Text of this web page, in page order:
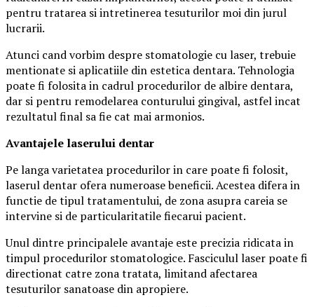
pentru tratarea si intretinerea tesuturilor moi din jurul
lucrarii.
Atunci cand vorbim despre stomatologie cu laser, trebuie
mentionate si aplicatiile din estetica dentara. Tehnologia
poate fi folosita in cadrul procedurilor de albire dentara,
dar si pentru remodelarea conturului gingival, astfel incat
rezultatul final sa fie cat mai armonios.
Avantajele laserului dentar
Pe langa varietatea procedurilor in care poate fi folosit,
laserul dentar ofera numeroase beneficii. Acestea difera in
functie de tipul tratamentului, de zona asupra careia se
intervine si de particularitatile fiecarui pacient.
Unul dintre principalele avantaje este precizia ridicata in
timpul procedurilor stomatologice. Fasciculul laser poate fi
directionat catre zona tratata, limitand afectarea
tesuturilor sanatoase din apropiere.